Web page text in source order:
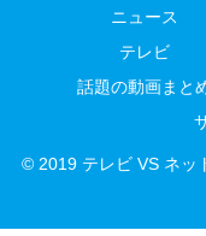
ニュース
テレビ
話題の動画まと
© 2019 テレビ VS ネッ